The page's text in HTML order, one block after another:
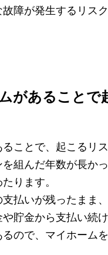
障が発生するリス
があることで
ことで、起こるリ
組んだ年数が長か
ります。
払いが残ったまま
貯金から支払い続
ので、マイホーム